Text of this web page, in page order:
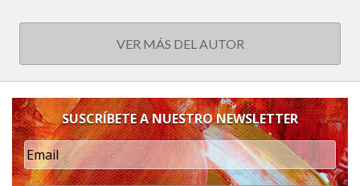
VER MÁS DEL AUTOR
SUSCRÍBETE A NUESTRO NEWSLETTER